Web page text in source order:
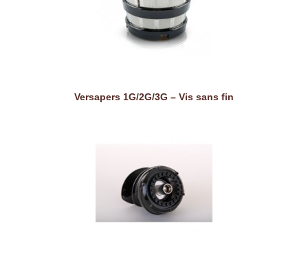
Versapers 1G/2G/3G – Vis sans fin